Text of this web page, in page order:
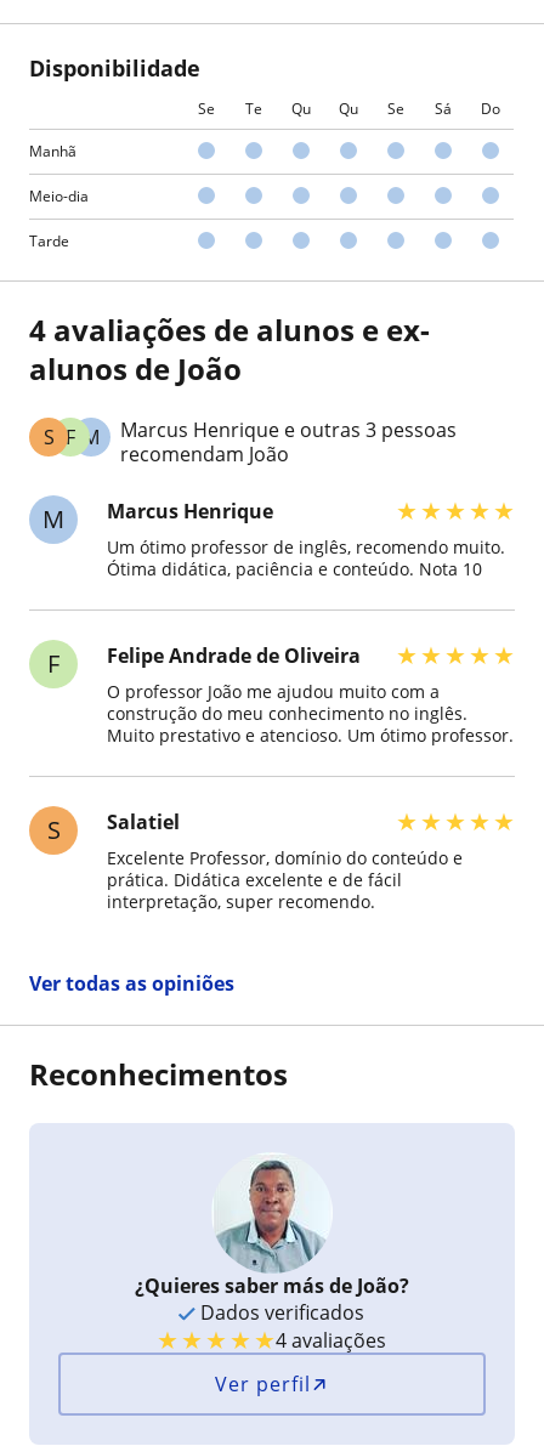
Disponibilidade
Se Te Qu Qu Se Sá Do
Manhã
Meio-dia
Tarde
4 avaliações de alunos e ex-
alunos de João
M
F
S
Marcus Henrique e outras 3 pessoas
recomendam João
M Marcus Henrique ★★★★★
Um ótimo professor de inglês, recomendo muito.
Ótima didática, paciência e conteúdo. Nota 10
F Felipe Andrade de Oliveira ★★★★★
O professor João me ajudou muito com a
construção do meu conhecimento no inglês.
Muito prestativo e atencioso. Um ótimo professor.
S Salatiel ★★★★★
Excelente Professor, domínio do conteúdo e
prática. Didática excelente e de fácil
interpretação, super recomendo.
Ver todas as opiniões
Reconhecimentos
¿Quieres saber más de João?
Dados verificados
★★★★★4 avaliações
Ver perfil